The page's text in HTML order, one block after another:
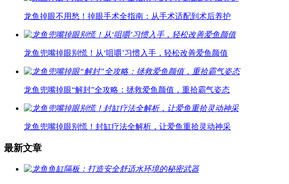
龙鱼掉眼不用愁！掉眼手术全指南：从手术适配到术后养护
龙鱼兜嘴掉眼别慌！从‘咀嚼’习惯入手，轻松改善爱鱼颜值
龙鱼兜嘴掉眼“解封”全攻略：拯救爱鱼颜值，重拾霸气姿态
龙鱼兜嘴掉眼别慌！封缸疗法全解析，让爱鱼重拾灵动神采
最新文章